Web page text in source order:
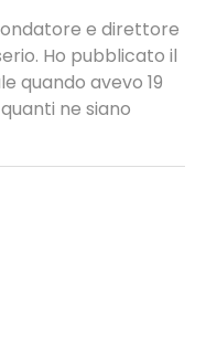
e direttore
Ho pubblicato il
quando avevo 19
ne siano